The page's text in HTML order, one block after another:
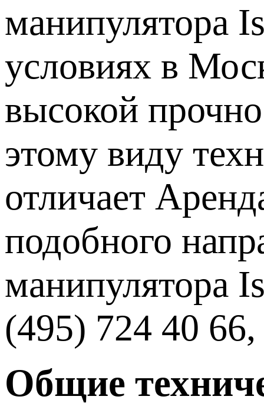
манипулятора
условиях в
высокой
этому виду
отличает
подобного
манипулятора
(495) 724 40
Общие